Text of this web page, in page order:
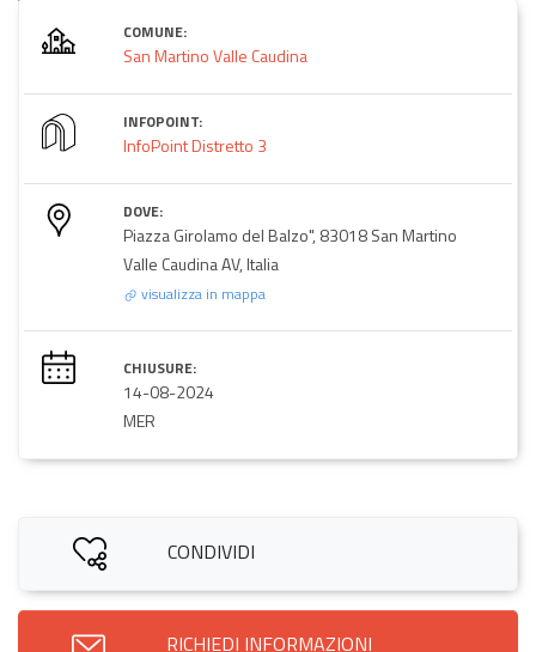
COMUNE:
San Martino Valle Caudina
INFOPOINT:
InfoPoint Distretto 3
DOVE:
Piazza Girolamo del Balzo", 83018 San Martino
Valle Caudina AV, Italia
visualizza in mappa
CHIUSURE:
14-08-2024
MER
CONDIVIDI
RICHIEDI INFORMAZIONI